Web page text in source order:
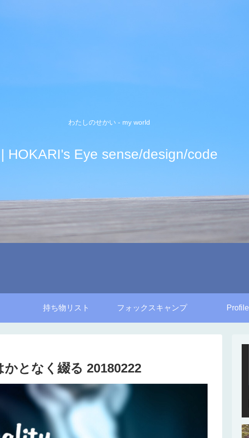
わたしのせかい - my world
| HOKARI's Eye sense/design/code
持ち物リスト フォックスキャンプ Profile
となく綴る 20180222